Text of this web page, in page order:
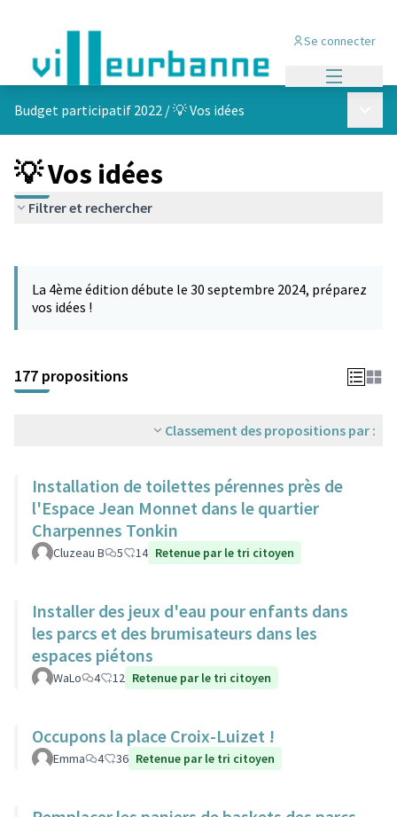
Se connecter
Budget participatif 2022 /💡 Vos idées
💡 Vos idées
Filtrer et rechercher
−
La 4ème édition débute le 30 septembre 2024, préparez
vos idées !
177 propositions
Classement des propositions par :
Installation de toilettes pérennes près de
l'Espace Jean Monnet dans le quartier
Charpennes Tonkin
Cluzeau B 5 14 Retenue par le tri citoyen
Installer des jeux d'eau pour enfants dans
les parcs et des brumisateurs dans les
espaces piétons
WaLo 4 12 Retenue par le tri citoyen
Occupons la place Croix-Luizet !
Emma 4 36 Retenue par le tri citoyen